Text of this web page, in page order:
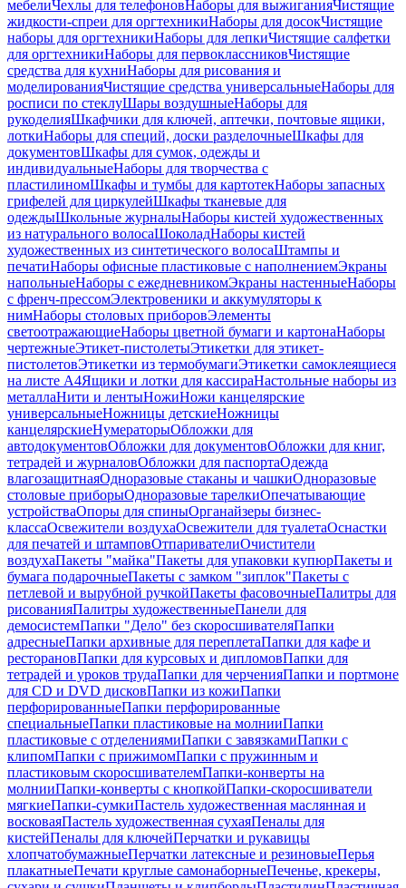
мебелиЧехлы для телефоновНаборы для выжиганияЧистящие
жидкости-спреи для оргтехникиНаборы для досокЧистящие
наборы для оргтехникиНаборы для лепкиЧистящие салфетки
для оргтехникиНаборы для первоклассниковЧистящие
средства для кухниНаборы для рисования и
моделированияЧистящие средства универсальныеНаборы для
росписи по стеклуШары воздушныеНаборы для
рукоделияШкафчики для ключей, аптечки, почтовые ящики,
лоткиНаборы для специй, доски разделочныеШкафы для
документовШкафы для сумок, одежды и
индивидуальныеНаборы для творчества с
пластилиномШкафы и тумбы для картотекНаборы запасных
грифелей для циркулейШкафы тканевые для
одеждыШкольные журналыНаборы кистей художественных
из натурального волосаШоколадНаборы кистей
художественных из синтетического волосаШтампы и
печатиНаборы офисные пластиковые с наполнениемЭкраны
напольныеНаборы с ежедневникомЭкраны настенныеНаборы
с френч-прессомЭлектровеники и аккумуляторы к
нимНаборы столовых приборовЭлементы
светоотражающиеНаборы цветной бумаги и картонаНаборы
чертежныеЭтикет-пистолетыЭтикетки для этикет-
пистолетовЭтикетки из термобумагиЭтикетки самоклеящиеся
на листе А4Ящики и лотки для кассираНастольные наборы из
металлаНити и лентыНожиНожи канцелярские
универсальныеНожницы детскиеНожницы
канцелярскиеНумераторыОбложки для
автодокументовОбложки для документовОбложки для книг,
тетрадей и журналовОбложки для паспортаОдежда
влагозащитнаяОдноразовые стаканы и чашкиОдноразовые
столовые приборыОдноразовые тарелкиОпечатывающие
устройстваОпоры для спиныОрганайзеры бизнес-
классаОсвежители воздухаОсвежители для туалетаОснастки
для печатей и штамповОтпаривателиОчистители
воздухаПакеты "майка"Пакеты для упаковки купюрПакеты и
бумага подарочныеПакеты с замком "зиплок"Пакеты с
петлевой и вырубной ручкойПакеты фасовочныеПалитры для
рисованияПалитры художественныеПанели для
демосистемПапки "Дело" без скоросшивателяПапки
адресныеПапки архивные для переплетаПапки для кафе и
ресторановПапки для курсовых и дипломовПапки для
тетрадей и уроков трудаПапки для черченияПапки и портмоне
для CD и DVD дисковПапки из кожиПапки
перфорированныеПапки перфорированные
специальныеПапки пластиковые на молнииПапки
пластиковые с отделениямиПапки с завязкамиПапки с
клипомПапки с прижимомПапки с пружинным и
пластиковым скоросшивателемПапки-конверты на
молнииПапки-конверты с кнопкойПапки-скоросшиватели
мягкиеПапки-сумкиПастель художественная маслянная и
восковаяПастель художественная сухаяПеналы для
кистейПеналы для ключейПерчатки и рукавицы
хлопчатобумажныеПерчатки латексные и резиновыеПерья
плакатныеПечати круглые самонаборныеПеченье, крекеры,